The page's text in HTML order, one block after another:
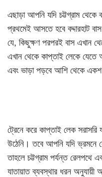
এছাড়া আপনি যদি চট্টগ্রাম
প্রথমেই আসতে হবে বদ্দারহাট
যে, কিছুক্ষণ পরপরই বাস এখান
এখান থেকে কাপ্তাই লেকে
এবং ভাড়া পড়বে আশি থেকে একশ
ট্রেনে করে কাপ্তাই লেক
উঠেনি। তবে আপনি যদি ভ্রমনে
তাহলে চট্টগ্রাম পর্যন্ত রেলপথে
যাতায়াত ব্যবস্থার ধরন